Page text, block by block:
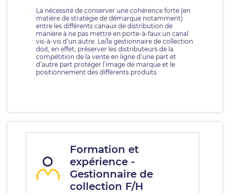
La nécessité de conserver une cohérence forte (en
matière de stratégie de démarque notamment)
entre les différents canaux de distribution de
manière à ne pas mettre en porte-à-faux un canal
vis-à-vis d’un autre. Le/la gestionnaire de collection
doit, en effet, préserver les distributeurs de la
compétition de la vente en ligne d’une part et
d’autre part protéger l’image de marque et le
positionnement des différents produits.
Formation et
expérience -
Gestionnaire de
collection F/H